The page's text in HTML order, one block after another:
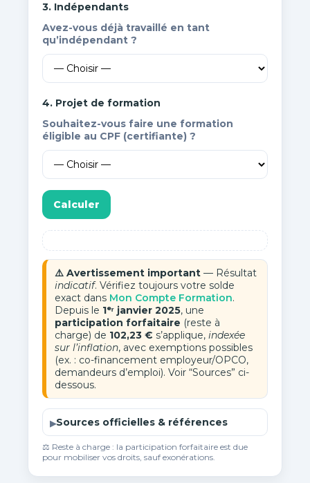
3. Indépendants
Avez-vous déjà travaillé en tant
qu’indépendant ?
4. Projet de formation
Souhaitez-vous faire une formation
éligible au CPF (certifiante) ?
Calculer
⚠️ Avertissement important — Résultat
indicatif. Vérifiez toujours votre solde
exact dans Mon Compte Formation.
Depuis le 1ᵉʳ janvier 2025, une
participation forfaitaire (reste à
charge) de 102,23 € s’applique, indexée
sur l’inflation, avec exemptions possibles
(ex. : co-financement employeur/OPCO,
demandeurs d’emploi). Voir “Sources” ci-
dessous.
Sources officielles & références
⚖️ Reste à charge : la participation forfaitaire est due
pour mobiliser vos droits, sauf exonérations.